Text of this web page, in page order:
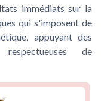
immédiats sur la
qui s'imposent de
, appuyant des
de